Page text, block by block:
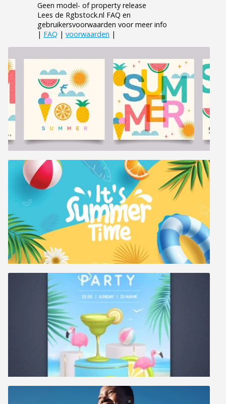
Geen model- of property release
Lees de Rgbstock.nl FAQ en
gebruikersvoorwaarden voor meer info
| FAQ | voorwaarden |